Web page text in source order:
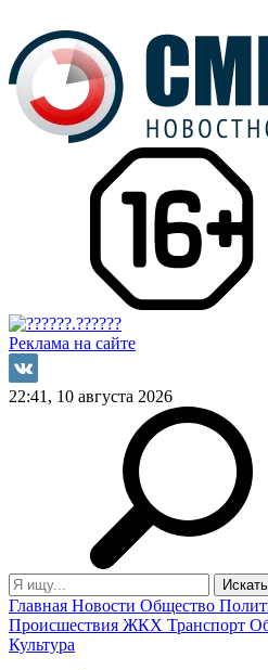
Реклама на сайте
22:41, 10 августа 2026
Главная Новости Общество
Происшествия ЖКХ Транспорт
Культура